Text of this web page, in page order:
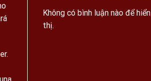
Không có bình luận nào để hiển
thị.